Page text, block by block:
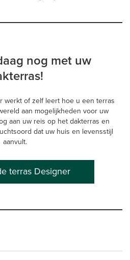
nog met uw
werkt of zelf leert hoe u een terras
aan mogelijkheden voor uw
aan uw reis op het dakterras en
dat uw huis en levensstijl
aanvult.
terras Designer